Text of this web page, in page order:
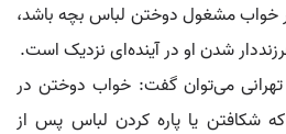
خواب مشغول دوختن لباس بچه باشد،
شدن او در آینده‌ای نزدیک است.
می‌توان گفت: خواب دوختن در
شکافتن یا پاره کردن لباس پس از